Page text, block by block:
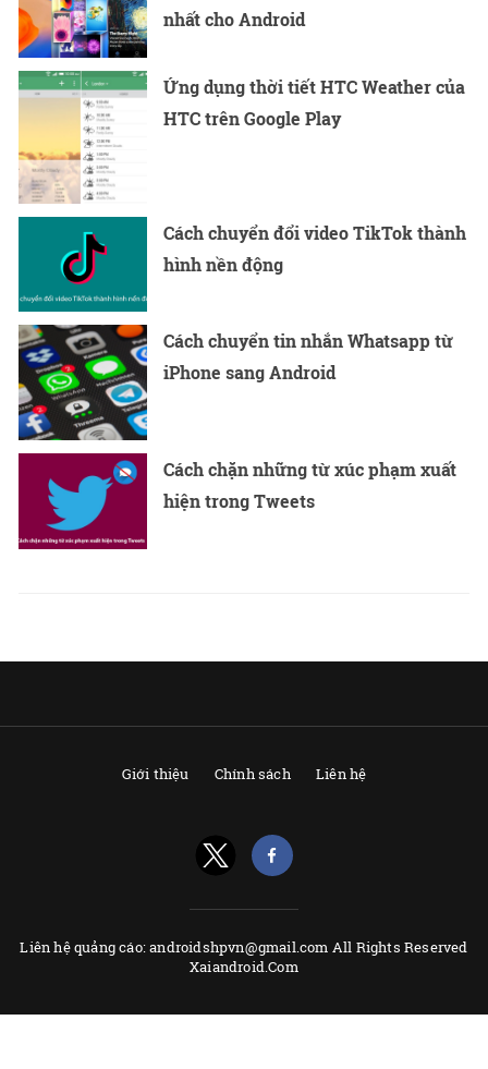
nhất cho Android
Ứng dụng thời tiết HTC Weather của
HTC trên Google Play
Cách chuyển đổi video TikTok thành
hình nền động
Cách chuyển tin nhắn Whatsapp từ
iPhone sang Android
Cách chặn những từ xúc phạm xuất
hiện trong Tweets
Giới thiệu Chính sách Liên hệ
Liên hệ quảng cáo: androidshpvn@gmail.com All Rights Reserved
Xaiandroid.Com